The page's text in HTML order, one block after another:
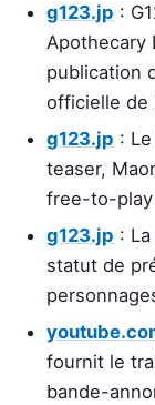
g123.jp :
Apothecary
publication
officielle de
g123.jp :
teaser,
free-to-play
g123.jp :
statut de
fournit le
bande-